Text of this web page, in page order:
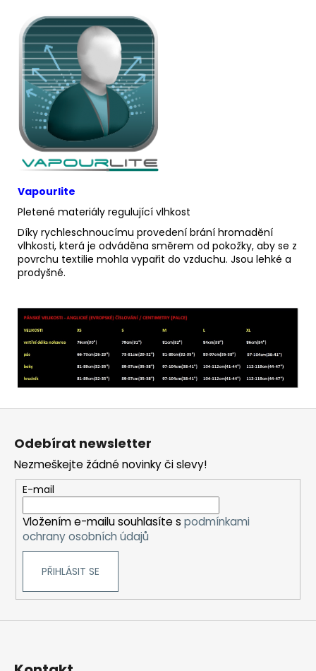
Vapourlite
Pletené materiály regulující vlhkost
Díky rychleschnoucímu provedení brání hromadění
vlhkosti, která je odváděna směrem od pokožky, aby se z
povrchu textilie mohla vypařit do vzduchu. Jsou lehké a
prodyšné.
Z
Odebírat newsletter
Nezmeškejte žádné novinky či slevy!
E-mail
Vložením e-mailu souhlasíte s podmínkami
ochrany osobních údajů
PŘIHLÁSIT SE